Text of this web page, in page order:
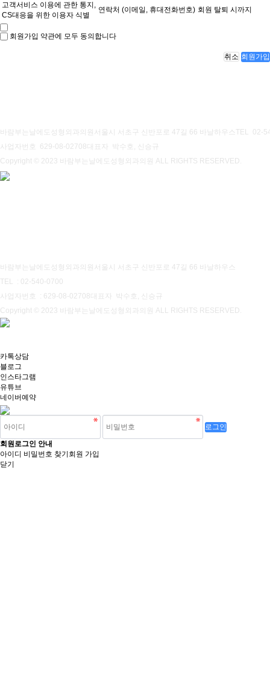
고객서비스 이용에 관한 통지,
CS대응을 위한 이용자 식별
연락처 (이메일, 휴대전화번호) 회원 탈퇴 시까지
회원가입 약관에 모두 동의합니다
취소 회원가입
바람부는날에도성형외과의원 서울시 서초구 신반포로 47길 66 바날하우스 TEL 02-
사업자번호 629-08-02708 대표자 박수호, 신승규
Copyright © 2023 바람부는날에도성형외과의원 ALL RIGHTS RESERVED.
바람부는날에도성형외과의원 서울시 서초구 신반포로 47길 66 바날하우스
TEL : 02-540-0700
사업자번호 : 629-08-02708 대표자 박수호, 신승규
Copyright © 2023 바람부는날에도성형외과의원 ALL RIGHTS RESERVED.
카톡상담
블로그
인스타그램
유튜브
네이버예약
회원로그인 안내
아이디 비밀번호 찾기 회원 가입
닫기